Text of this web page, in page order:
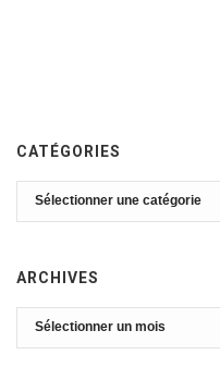
CATÉGORIES
Catégories
ARCHIVES
Archives